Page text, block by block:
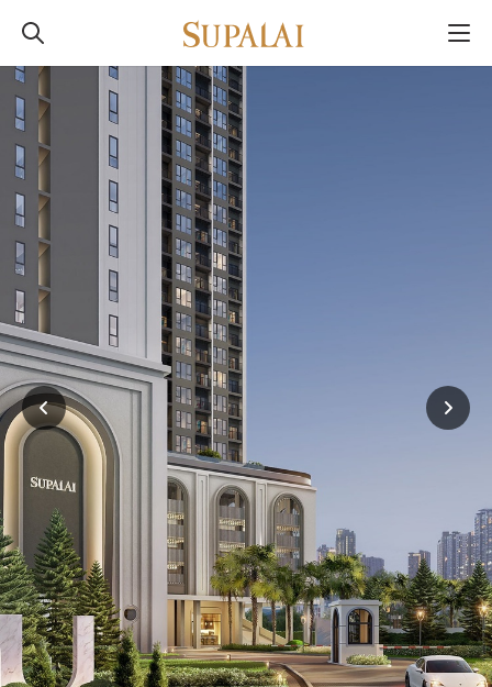
ศุภาลัย พรีเมียร์
ตากสิน - วงเวียนใหญ่
ใช้ชีวิตเหนือระดับ ใจกลาง ตากสิน–วงเวียนใหญ่
ใกล้รถไฟฟ้า 2 สาย พร้อม Shuttle Service
รับ–ส่งถึงสถานีโพธิ์นิมิตร
เริ่ม 2.59 ล้านบาท